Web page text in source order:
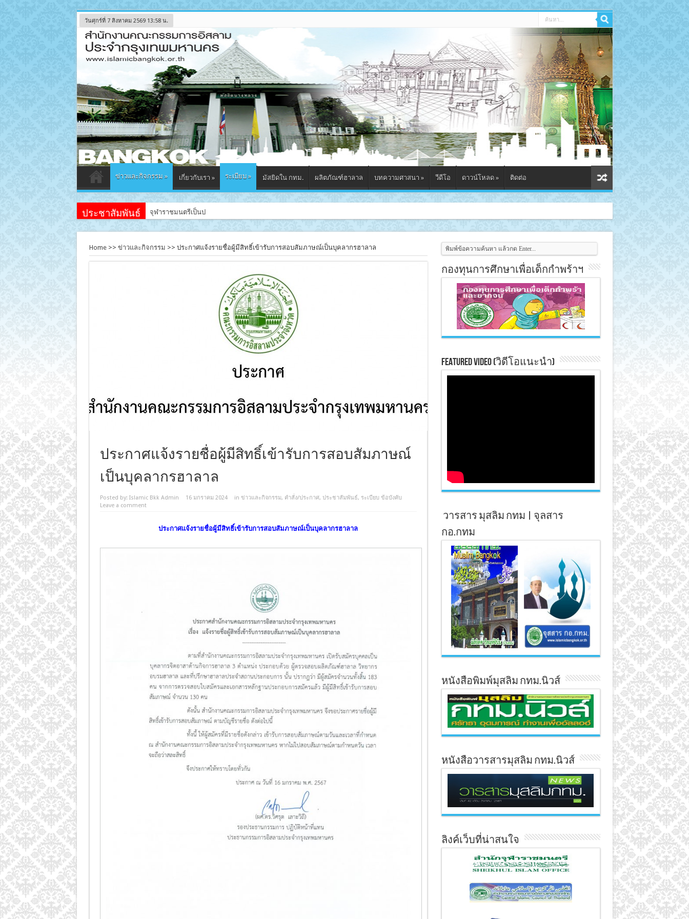
วันศุกร์ที่ 7 สิงหาคม 2569 13:58 น.
ข่าวและกิจกรรม » เกี่ยวกับเรา » ระเบียบ » มัสยิดใน กทม. ผลิตภัณฑ์ฮาลาล บทความศาสนา » วีดีโอ ดาวน์โหลด » ติดต่อ
ประชาสัมพันธ์ จุฬาราชมนตรีเป็นประธานเปิดมัสยิดกุฎีช่อฟ้า จังหวัดพระนครศรีอยุธยา
Home>> ข่าวและกิจกรรม >> ประกาศแจ้งรายชื่อผู้มีสิทธิ์เข้ารับการสอบสัมภาษณ์เป็นบุคลากรฮาลาล
ประกาศแจ้งรายชื่อผู้มีสิทธิ์เข้ารับการสอบสัมภาษณ์
เป็นบุคลากรฮาลาล
Posted by: Islamic Bkk Admin 16 มกราคม 2024 in ข่าวและกิจกรรม, คำสั่ง/ประกาศ, ประชาสัมพันธ์, ระเบียบ ข้อบังคับ
Leave a comment
ประกาศแจ้งรายชื่อผู้มีสิทธิ์เข้ารับการสอบสัมภาษณ์เป็นบุคลากรฮาลาล
กองทุนการศึกษาเพื่อเด็กกำพร้าฯ
Featured Video (วิดีโอแนะนำ)
วารสาร มุสลิม กทม | จุลสาร
กอ.กทม
หนังสือพิมพ์มุสลิม กทม.นิวส์
หนังสือวารสารมุสลิม กทม.นิวส์
ลิงค์เว็บที่น่าสนใจ